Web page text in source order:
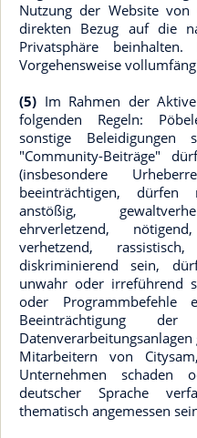
Nutzung der Website von
direkten Bezug auf die
Privatsphäre
Vorgehensweise
(5) Im Rahmen der
folgenden Regeln:
sonstige
"Community-Beiträge"
(insbesondere
beeinträchtigen,
anstößig,
ehrverletzend,
verhetzend,
diskriminierend sein,
unwahr oder irreführend
oder
Beeinträchtigung der
Mitarbeitern von
Unternehmen schaden
deutscher Sprache
thematisch angemessen